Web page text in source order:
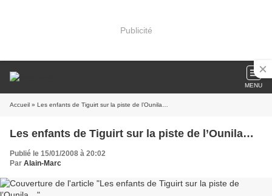
Publicité
MENU
Accueil » Les enfants de Tiguirt sur la piste de l’Ounila…
Les enfants de Tiguirt sur la piste de l’Ounila…
Publié le 15/01/2008 à 20:02
Par Alain-Marc